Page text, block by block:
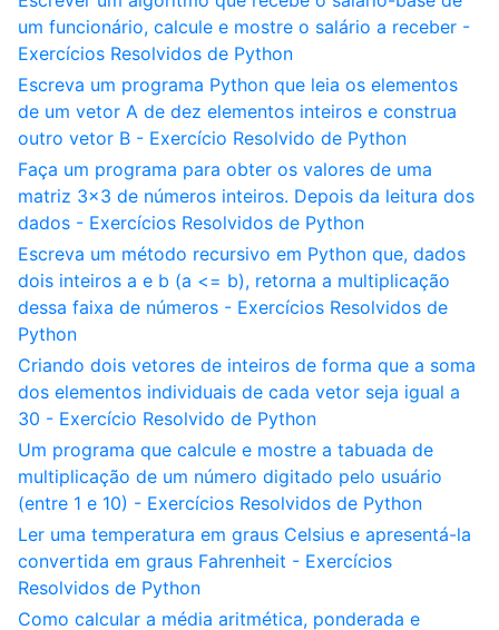
um funcionário, calcule e mostre o salário a receber -
Exercícios Resolvidos de Python
Escreva um programa Python que leia os elementos
de um vetor A de dez elementos inteiros e construa
outro vetor B - Exercício Resolvido de Python
Faça um programa para obter os valores de uma
matriz 3x3 de números inteiros. Depois da leitura dos
dados - Exercícios Resolvidos de Python
Escreva um método recursivo em Python que, dados
dois inteiros a e b (a <= b), retorna a multiplicação
dessa faixa de números - Exercícios Resolvidos de
Python
Criando dois vetores de inteiros de forma que a soma
dos elementos individuais de cada vetor seja igual a
30 - Exercício Resolvido de Python
Um programa que calcule e mostre a tabuada de
multiplicação de um número digitado pelo usuário
(entre 1 e 10) - Exercícios Resolvidos de Python
Ler uma temperatura em graus Celsius e apresentá-la
convertida em graus Fahrenheit - Exercícios
Resolvidos de Python
Como calcular a média aritmética, ponderada e